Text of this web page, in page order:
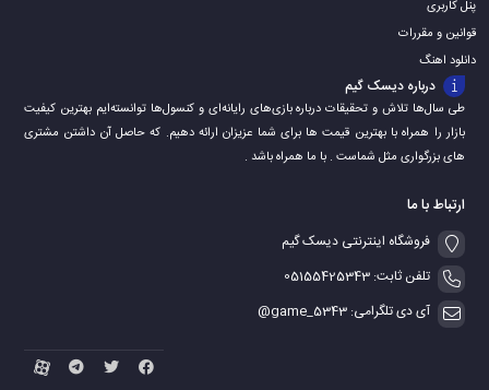
پنل کاربری
قوانین و مقررات
دانلود اهنگ
درباره دیسک گیم
طی سال‌ها تلاش و تحقیقات درباره بازی‌های رایانه‌ای و کنسول‌ها توانسته‌ایم بهترین کیفیت
بازار را همراه با بهترین قیمت ها برای شما عزیزان ارائه دهیم. که حاصل آن داشتن مشتری
های بزرگواری مثل شماست . با ما همراه باشد .
ارتباط با ما
فروشگاه اینترنتی دیسک گیم
تلفن ثابت: 05155425343
آی دی تلگرامی: game_5343@